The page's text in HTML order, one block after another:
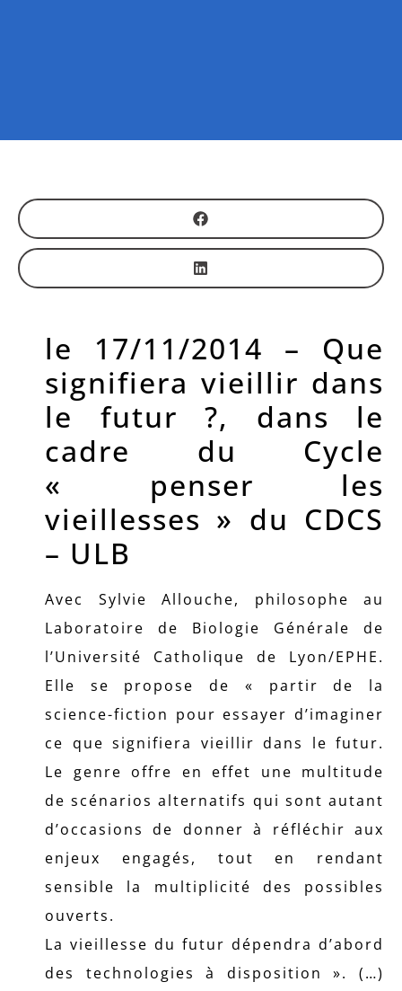
le 17/11/2014 – Que
signifiera vieillir dans
le futur ?, dans le
cadre du Cycle
« penser les
vieillesses » du CDCS
– ULB
Avec Sylvie Allouche, philosophe au
Laboratoire de Biologie Générale de
l’Université Catholique de Lyon/EPHE.
Elle se propose de « partir de la
science-fiction pour essayer d’imaginer
ce que signifiera vieillir dans le futur.
Le genre offre en effet une multitude
de scénarios alternatifs qui sont autant
d’occasions de donner à réfléchir aux
enjeux engagés, tout en rendant
sensible la multiplicité des possibles
ouverts.
La vieillesse du futur dépendra d’abord
des technologies à disposition ». (…)